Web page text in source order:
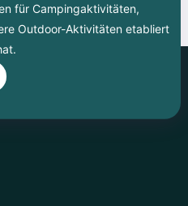
für Campingaktivitäten,
Outdoor-Aktivitäten etabliert